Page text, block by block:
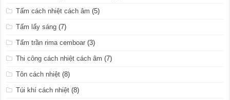
Tấm cách nhiệt cách âm (5)
Tấm lấy sáng (7)
Tấm trần rima cemboar (3)
Thi công cách nhiệt cách âm (7)
Tôn cách nhiệt (8)
Túi khí cách nhiệt (8)